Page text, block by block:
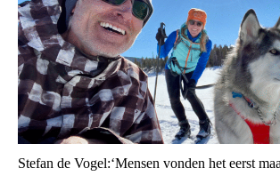
Stefan de Vogel:‘Mensen vonden het eerst